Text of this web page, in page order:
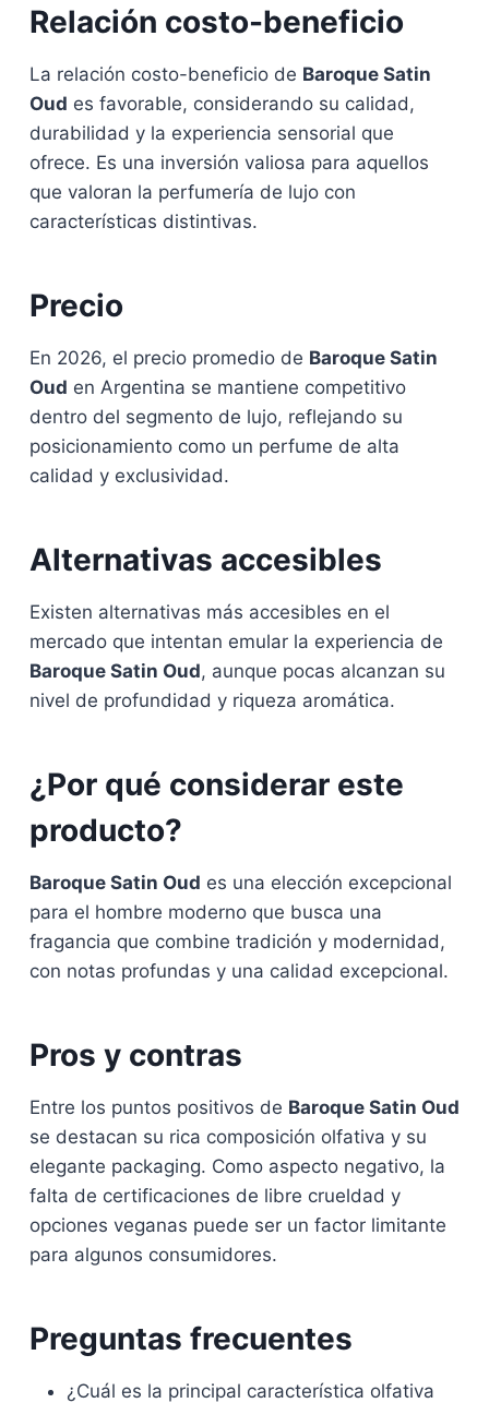
Relación costo-beneficio
La relación costo-beneficio de Baroque Satin
Oud es favorable, considerando su calidad,
durabilidad y la experiencia sensorial que
ofrece. Es una inversión valiosa para aquellos
que valoran la perfumería de lujo con
características distintivas.
Precio
En 2026, el precio promedio de Baroque Satin
Oud en Argentina se mantiene competitivo
dentro del segmento de lujo, reflejando su
posicionamiento como un perfume de alta
calidad y exclusividad.
Alternativas accesibles
Existen alternativas más accesibles en el
mercado que intentan emular la experiencia de
Baroque Satin Oud, aunque pocas alcanzan su
nivel de profundidad y riqueza aromática.
¿Por qué considerar este
producto?
Baroque Satin Oud es una elección excepcional
para el hombre moderno que busca una
fragancia que combine tradición y modernidad,
con notas profundas y una calidad excepcional.
Pros y contras
Entre los puntos positivos de Baroque Satin Oud
se destacan su rica composición olfativa y su
elegante packaging. Como aspecto negativo, la
falta de certificaciones de libre crueldad y
opciones veganas puede ser un factor limitante
para algunos consumidores.
Preguntas frecuentes
¿Cuál es la principal característica olfativa